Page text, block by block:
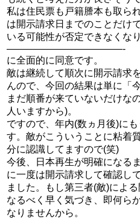
私は住民票も戸籍謄本も取ら
は開示請求日までのことだけ
いる可能性が否定できなくな
————————————-
に全面的に同意です。
敵は継続して順次に開示請求
んので、今回の結果は単に「
まだ順番が来ていないだけな
人いますから)。
ですので、年内(数ヵ月後)に
す。敵がこういうことに粘着
分に認識してますので(笑)
今後、日本再生が明確になる
に一度は開示請求して確認し
ました。もし第三者(敵)によ
なるべく早く気づき、即何ら
なりませんから。